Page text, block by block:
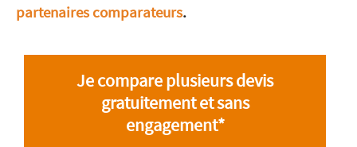
partenaires comparateurs.
Je compare plusieurs devis
gratuitement et sans
engagement*